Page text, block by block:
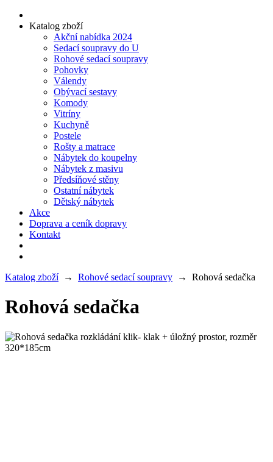
Katalog zboží
Akční nabídka 2024
Sedací soupravy do U
Rohové sedací soupravy
Pohovky
Válendy
Obývací sestavy
Komody
Vitríny
Kuchyně
Postele
Rošty a matrace
Nábytek do koupelny
Nábytek z masivu
Předsíňové stěny
Ostatní nábytek
Dětský nábytek
Akce
Doprava a ceník dopravy
Kontakt
Katalog zboží→ Rohové sedací soupravy → Rohová sedačka
Rohová sedačka